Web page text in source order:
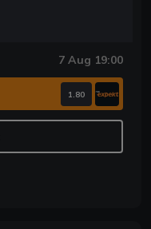
7 Aug 19:00
1.80